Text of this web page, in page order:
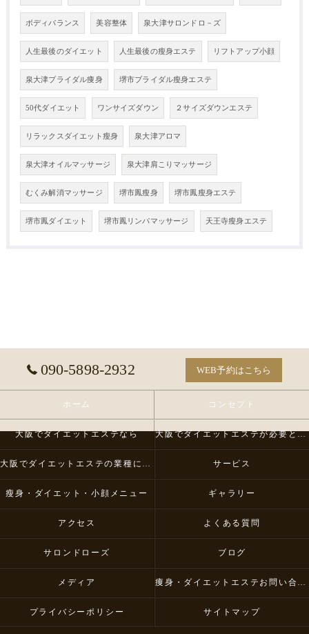
ボディバランス 美容整体 泉大津サロンドロ－ズ
人生最後のダイエット 人生最後の瘦身エステ リフトアップ小顔
泉大津ブライダル痩身 堺市ブライダル瘦身エステ
50代ダイエット ワンサイズダウン ２サイズダウンエステ
リラックスダイエット瘦身 泉大津アロマ
泉大津オイルマッサージ 泉大津肩こりマッサージ
むくみ解消マッサージ 堺市鳳瘦身 堺市鳳瘦身エステ
堺市鳳ダイエット 堺市鳳リンパマッサージ 天王寺瘦身エステ
090-5898-2932 WEB予約はこちら
ホーム コンセプト
大阪でダイエットエステなら 大阪でダイエットエステが必要とされる理由
大阪でダイエットエステの業種について サービス
瘦身・ダイエット・小顔メニュー ギャラリー
アクセス よくある質問
サロンドローズ ブログ
メディア 痩身・ダイエットエステお問い合わせ
プライバシーポリシー サイトマップ